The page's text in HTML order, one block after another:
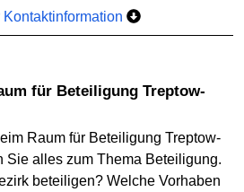
Kontaktinformation
Raum für Beteiligung Treptow-
Sie alles zum Thema Beteiligung.
beteiligen? Welche Vorhaben